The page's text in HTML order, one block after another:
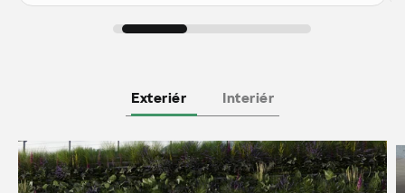
Exteriér Interiér